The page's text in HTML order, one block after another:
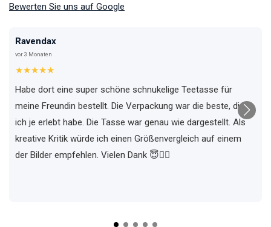
Bewerten Sie uns auf Google
Ravendax
vor 3 Monaten
★★★★★
Habe dort eine super schöne schnukelige Teetasse für
meine Freundin bestellt. Die Verpackung war die beste, die
ich je erlebt habe. Die Tasse war genau wie dargestellt. Als
kreative Kritik würde ich einen Größenvergleich auf einem
der Bilder empfehlen. Vielen Dank 😇✌🏼